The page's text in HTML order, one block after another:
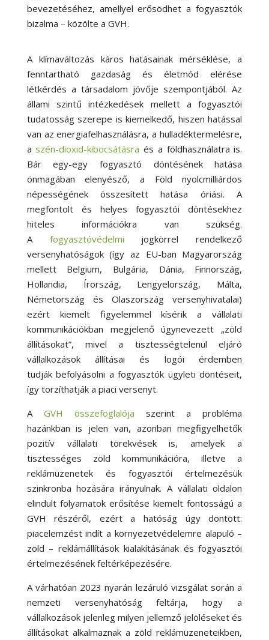
bevezetéséhez, amellyel erősödhet a fogyasztók
bizalma – közölte a GVH.
A klímaváltozás káros hatásainak mérséklése, a
fenntartható gazdaság és életmód elérése
létkérdés a társadalom jövője szempontjából. Az
állami szintű intézkedések mellett a fogyasztói
tudatosság szerepe is kiemelkedő, hiszen hatással
van az energiafelhasználásra, a hulladéktermelésre,
aszén-dioxid-kibocsátásra és a földhasználatra is.
Bár egy-egy fogyasztó döntésének hatása
önmagában elenyésző, a Föld nyolcmilliárdos
népességének összesített hatása óriási. A
megfontolt és helyes fogyasztói döntésekhez
hiteles információkra van szükség.
A fogyasztóvédelmi jogkörrel rendelkező
versenyhatóságok (így az EU-ban Magyarország
mellett Belgium, Bulgária, Dánia, Finnország,
Hollandia, Írország, Lengyelország, Málta,
Németország és Olaszország versenyhivatalai)
ezért kiemelt figyelemmel kísérik a vállalati
kommunikációkban megjelenő úgynevezett „zöld
állításokat”, mivel a tisztességtelenül eljáró
vállalkozások állításai és logói érdemben
tudják befolyásolni a fogyasztók ügyleti döntéseit,
így torzíthatják a piaci versenyt.
A GVH összefoglalója szerint a probléma
hazánkban is jelen van, azonban megfigyelhetők
pozitív vállalati törekvések is, amelyek a
tisztességes zöld kommunikációra, illetve a
reklámüzenetek és fogyasztói értelmezésük
szinkronba hozására irányulnak. A vállalati oldalon
elindult folyamatok erősítése kiemelt fontosságú a
GVH részéről, ezért a hatóság úgy döntött:
piacelemzést indít a környezetvédelemre alapuló –
zöld – reklámállítások kialakításának és fogyasztói
értelmezésének feltérképezésére.
A várhatóan 2023 nyarán lezáruló vizsgálat során a
nemzeti versenyhatóság feltárja, hogy a
vállalkozások jelenleg milyen jellemző jelöléseket és
állításokat alkalmaznak a zöld reklámüzeneteikben,